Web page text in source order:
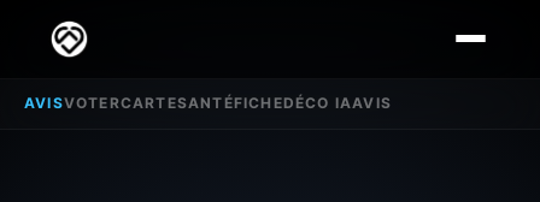
AVISVOTERCARTESANTÉFICHEDÉCO IAAVIS